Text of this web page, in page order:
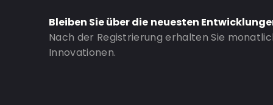
Window: Mit Sichtfenster
Bestell-ID: 910
Bleiben Sie über die neuesten
Nach der Registrierung erhalten Sie
Innovationen.